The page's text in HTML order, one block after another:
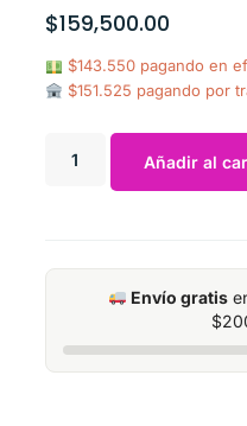
$159,500.00
$143.550 pagando en
$151.525 pagando por
Añadir al
Envío gratis
$